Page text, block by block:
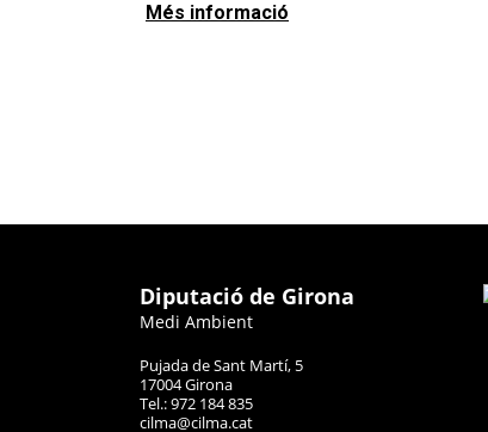
Més informació
Diputació de Girona
Medi Ambient
Pujada de Sant Martí, 5
17004 Girona
Tel.: 972 184 835
cilma@cilma.cat